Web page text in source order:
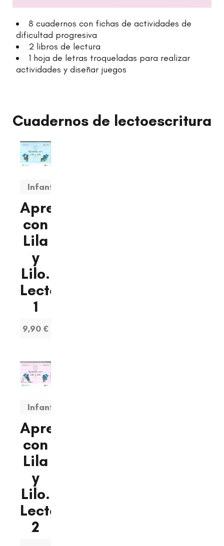
8 cuadernos con fichas de actividades de
dificultad progresiva
2 libros de lectura
1 hoja de letras troqueladas para realizar
actividades y diseñar juegos
Cuadernos de lectoescritura
Infantil
Aprendo
con
Lila
y
Lilo.
Lectoescritura
1
9,90 €
Infantil
Aprendo
con
Lila
y
Lilo.
Lectoescritura
2